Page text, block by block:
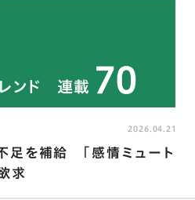
足を補給 ｢感情ミュート
求
2026.04.21